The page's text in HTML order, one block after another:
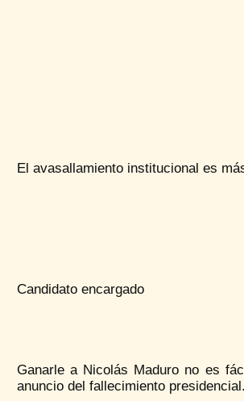
El avasallamiento institucional es
Candidato encargado
Ganarle a Nicolás Maduro no es
anuncio del fallecimiento presidencial.